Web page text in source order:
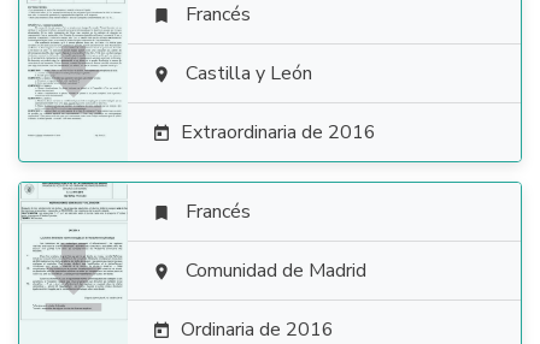

 Francés
 Castilla y León
 Extraordinaria de 2016

 Francés
 Comunidad de Madrid
 Ordinaria de 2016